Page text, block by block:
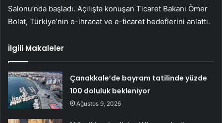
Salonu’nda başladı. Açılışta konuşan Ticaret Bakanı Ömer
Bolat, Türkiye’nin e-ihracat ve e-ticaret hedeflerini anlattı.
İlgili Makaleler
Çanakkale’de bayram tatilinde yüzde
100 doluluk bekleniyor
Ağustos 9, 2026